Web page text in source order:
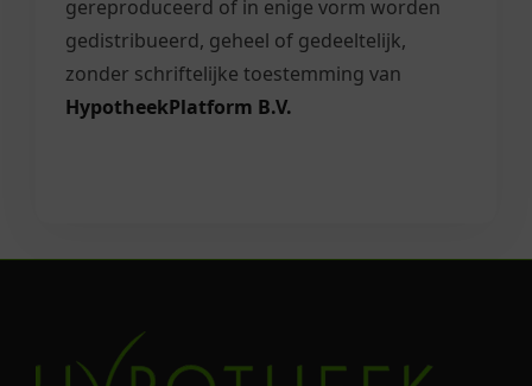
gereproduceerd of in enige vorm worden
gedistribueerd, geheel of gedeeltelijk,
zonder schriftelijke toestemming van
HypotheekPlatform B.V.